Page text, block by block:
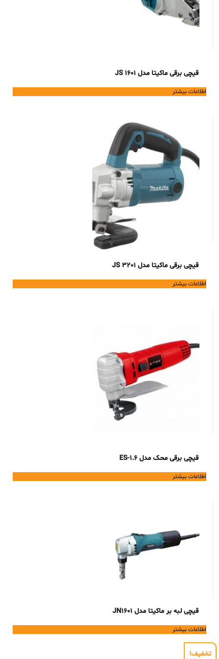
قیچی برقی ماکیتا مدل JS 1601
اطلاعات بیشتر
قیچی برقی ماکیتا مدل JS 3201
اطلاعات بیشتر
قیچی برقی محک مدل ES-1.6
اطلاعات بیشتر
قیچی لبه بر ماکیتا مدل JN1601
اطلاعات بیشتر
تخفیف!